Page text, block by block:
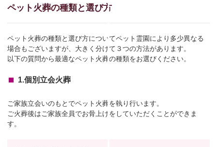
ペット火葬の種類と選び方
ペット火葬の種類と選び方についてペット霊園により多少異なる
場合もございますが、大きく分けて３つの方法があります。
以下の質問から最適なペット火葬の種類をお選びください。
1.個別立会火葬
ご家族立会いのもとでペット火葬を執り行います。
ご火葬後はご家族全員でお骨上げをしていただくことができま
す。